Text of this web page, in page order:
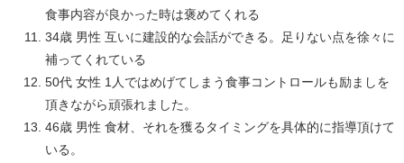
食事内容が良かった時は褒めてくれる
34歳 男性 互いに建設的な会話ができる。足りない点を徐々に
補ってくれている
50代 女性 1人ではめげてしまう食事コントロールも励ましを
頂きながら頑張れました。
46歳 男性 食材、それを獲るタイミングを具体的に指導頂けて
いる。